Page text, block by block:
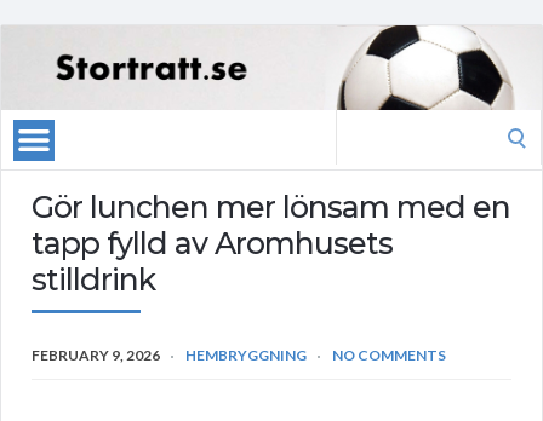
Gör lunchen mer lönsam med en
tapp fylld av Aromhusets
stilldrink
FEBRUARY 9, 2026 HEMBRYGGNING NO COMMENTS